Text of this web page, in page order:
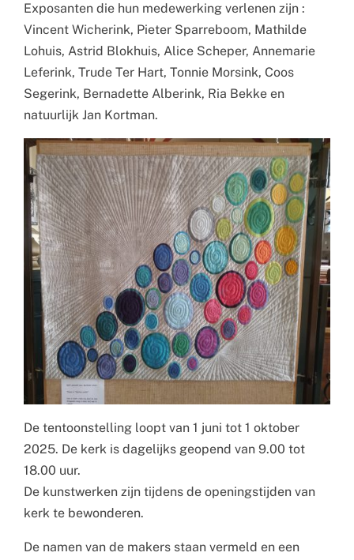
Exposanten die hun medewerking verlenen zijn :
Vincent Wicherink, Pieter Sparreboom, Mathilde
Lohuis, Astrid Blokhuis, Alice Scheper, Annemarie
Leferink, Trude Ter Hart, Tonnie Morsink, Coos
Segerink, Bernadette Alberink, Ria Bekke en
natuurlijk Jan Kortman.
De tentoonstelling loopt van 1 juni tot 1 oktober
2025. De kerk is dagelijks geopend van 9.00 tot
18.00 uur.
De kunstwerken zijn tijdens de openingstijden van
kerk te bewonderen.
De namen van de makers staan vermeld en een